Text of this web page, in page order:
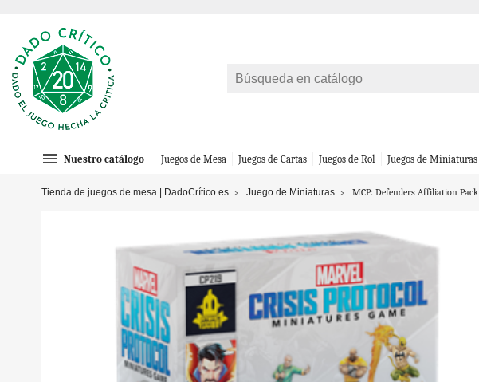
menu Nuestro catálogo Juegos de Mesa Juegos de Cartas Juegos de Rol Juegos de Miniaturas
Tienda de juegos de mesa | DadoCrítico.es Juego de Miniaturas MCP: Defenders Affiliation Pack